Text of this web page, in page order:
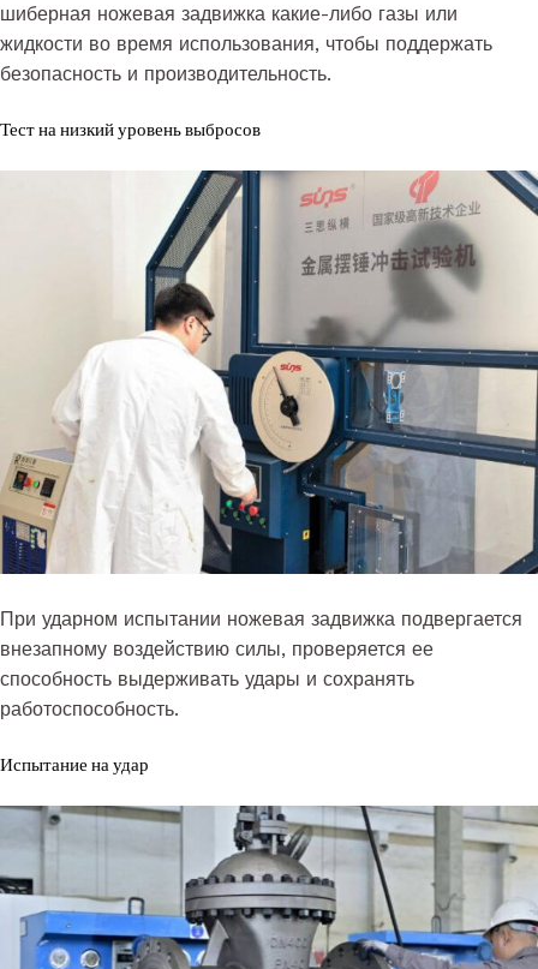
шиберная ножевая задвижка какие-либо газы или
жидкости во время использования, чтобы поддержать
безопасность и производительность.
Тест на низкий уровень выбросов
При ударном испытании ножевая задвижка подвергается
внезапному воздействию силы, проверяется ее
способность выдерживать удары и сохранять
работоспособность.
Испытание на удар